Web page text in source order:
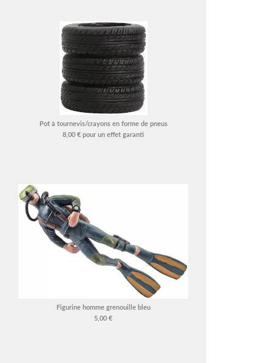
Pot à tournevis/crayons en forme de pneus
8,00 € pour un effet garanti
Figurine homme grenouille bleu
5,00 €